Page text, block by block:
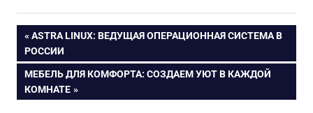
применения
Навигация
по
записям
ПРЕДЫДУЩАЯ
ЗАПИСЬ:
ASTRA LINUX: ВЕДУЩАЯ ОПЕРАЦИОННАЯ СИСТЕМА В
РОССИИ
СЛЕДУЮЩАЯ
ЗАПИСЬ:
МЕБЕЛЬ ДЛЯ КОМФОРТА: СОЗДАЕМ УЮТ В КАЖДОЙ
КОМНАТЕ